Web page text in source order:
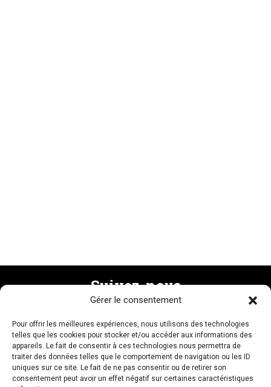
Gérer le consentement
Pour offrir les meilleures expériences, nous utilisons des technologies
telles que les cookies pour stocker et/ou accéder aux informations des
appareils. Le fait de consentir à ces technologies nous permettra de
traiter des données telles que le comportement de navigation ou les ID
uniques sur ce site. Le fait de ne pas consentir ou de retirer son
consentement peut avoir un effet négatif sur certaines caractéristiques
Suivez-nous
Recevez la newsletter